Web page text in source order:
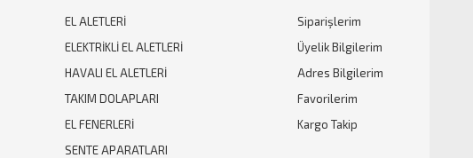
Gönder
EL ALETLERİ
ELEKTRİKLİ EL ALETLERİ
HAVALI EL ALETLERİ
TAKIM DOLAPLARI
EL FENERLERİ
SENTE APARATLARI
Siparişlerim
Üyelik Bilgilerim
Adres Bilgilerim
Favorilerim
Kargo Takip